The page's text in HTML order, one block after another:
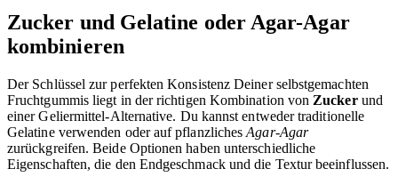
Zucker und Gelatine oder Agar-Agar
kombinieren
Der Schlüssel zur perfekten Konsistenz Deiner selbstgemachten
Fruchtgummis liegt in der richtigen Kombination von Zuckerund
einer Geliermittel-Alternative. Du kannst entweder traditionelle
Gelatine verwenden oder auf pflanzlichesAgar-Agar
zurückgreifen. Beide Optionen haben unterschiedliche
Eigenschaften, die den Endgeschmack und die Textur beeinflussen.